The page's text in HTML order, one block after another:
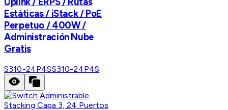
Estáticas / iStack / PoE
Perpetuo / 400W /
Administración Nube
Gratis
S310-24P4SS310-24P4S